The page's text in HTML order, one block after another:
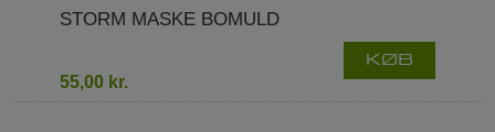
STORM MASKE BOMULD
55,00 kr.
KØB